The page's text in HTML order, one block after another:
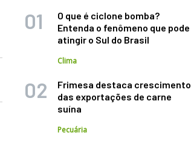
O que é ciclone bomba?
Entenda o fenômeno que pode
atingir o Sul do Brasil
Clima
Frimesa destaca crescimento
das exportações de carne
suína
Pecuária